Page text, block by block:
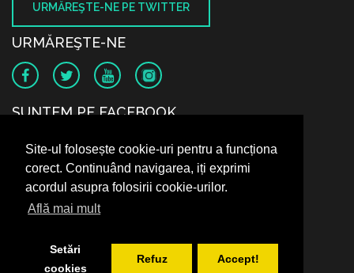
Site-ul folosește cookie-uri pentru a funcționa
corect. Continuând navigarea, iți exprimi
acordul asupra folosirii cookie-urilor.
Află mai mult
Setări
cookies
Refuz Accept!
URMĂREŞTE-NE PE TWITTER
URMĂREŞTE-NE
SUNTEM PE FACEBOOK